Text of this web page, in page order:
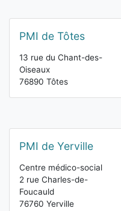
PMI de Tôtes
13 rue du Chant-des-
Oiseaux
76890 Tôtes
PMI de Yerville
Centre médico-social
2 rue Charles-de-
Foucauld
76760 Yerville